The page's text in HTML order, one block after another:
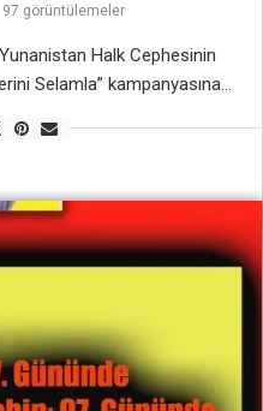
97 görüntülemeler
Halk Cephesinin
Selamla” kampanyasına
mezarı başında yaptığı